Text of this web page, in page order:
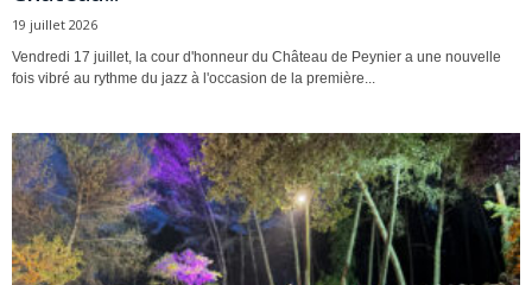
19 juillet 2026
Vendredi 17 juillet, la cour d'honneur du Château de Peynier a une nouvelle
fois vibré au rythme du jazz à l'occasion de la première...